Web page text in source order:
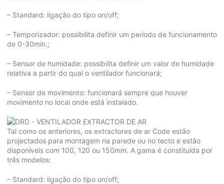
– Standard: ligação do tipo on/off;
– Temporizador: possibilita definir um período de funcionamento
de 0-30min.;
– Sensor de humidade: possibilita definir um valor de humidade
relativa a partir do qual o ventilador funcionará;
– Sensor de movimento: funcionará sempre que houver
movimento no local onde está instalado.
Tal como os anteriores, os extractores de ar Code estão
projectados para montagem na parede ou no tecto e estão
disponíveis com 100, 120 ou 150mm. A gama é constituída por
três modelos:
– Standard: ligação do tipo on/off;